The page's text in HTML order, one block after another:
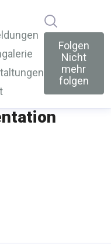
Folgen
Nicht
mehr
folgen